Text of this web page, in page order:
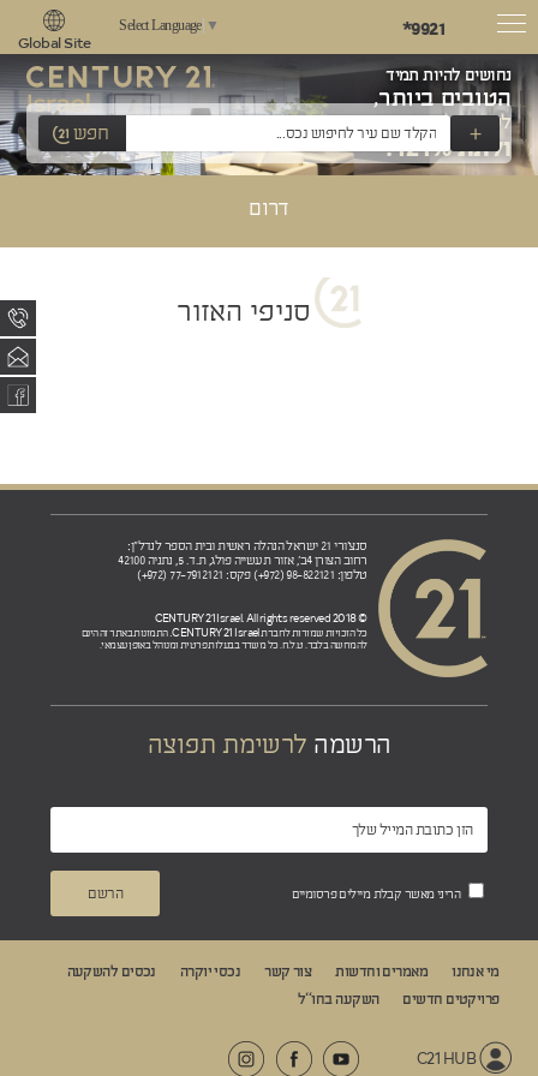
*9921
Select Language ▼
Global Site
נחושים להיות תמיד
הטובים ביותר,
לשאוף למצוינות
ולתת 121%!
+ חפש
דרום
סניפי האזור
סנצ'ורי 21 ישראל הנהלה ראשית ובית הספר לנדל"ן:
רחוב הצורן 4ב', אזור תעשייה פולג, ת.ד. 5, נתניה 42100
טלפון: 98-822121 (972+) פקס: 77-7912121 (972+)
© 2018 CENTURY 21 Israel. All rights reserved
כל הזכויות שמורות לחברת CENTURY 21 Israel. התמונות באתר זה הינם
להמחשה בלבד. ט.ל.ח. כל משרד בבעלות פרטית ומנוהל באופן עצמאי.
הרשמה לרשימת תפוצה
הריני מאשר קבלת מיילים פרסומיים
מי אנחנו מאמרים וחדשות צור קשר נכסי יוקרה
נכסים להשקעה
פרויקטים חדשים
השקעה בחו“ל
C21 HUB